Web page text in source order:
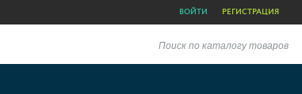
ВОЙТИ РЕГИСТРАЦИЯ
Поиск по каталогу товаров